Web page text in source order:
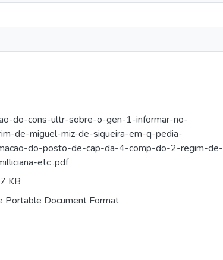
do-cons-ultr-sobre-o-gen-1-informar-no-
de-miguel-miz-de-siqueira-em-q-pedia-
do-posto-de-cap-da-4-comp-do-2-regim-de-
etc .pdf
KB
Portable Document Format